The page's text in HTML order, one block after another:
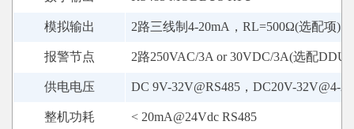
模拟输出 2路三线制4-20mA，RL=500Ω(选配项)
报警节点 2路250VAC/3A or 30VDC/3A(选配
供电电压 DC 9V-32V@RS485，DC20V-32V@4-
整机功耗 < 20mA@24Vdc RS485